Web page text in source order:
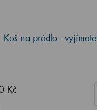
Koš na prádlo -
Kč